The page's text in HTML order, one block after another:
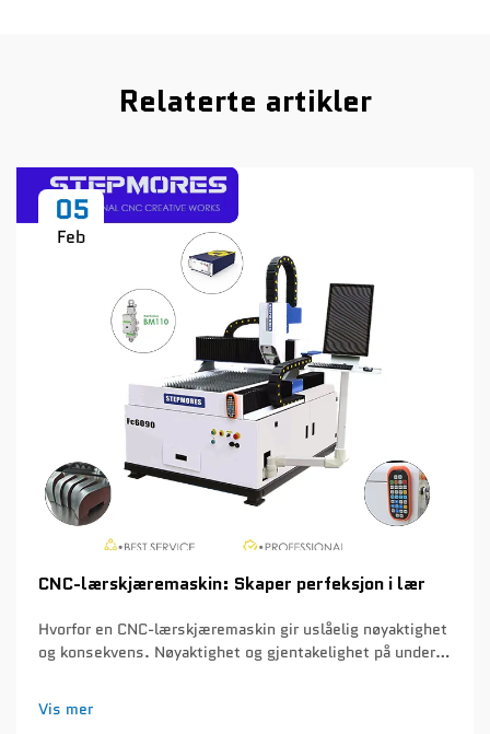
Relaterte artikler
05
Feb
CNC-lærskjæremaskin: Skaper perfeksjon i lær
Hvorfor en CNC-lærskjæremaskin gir uslåelig nøyaktighet
og konsekvens. Nøyaktighet og gjentakelighet på under
kan oppnå en nøyaktighet på ca. 0,1 mm hver gang de
skjærer gjennom produksjonsløp...
Vis mer